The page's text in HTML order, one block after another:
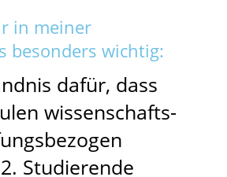
in meiner
besonders wichtig:
dafür, dass
wissenschafts-
Studierende